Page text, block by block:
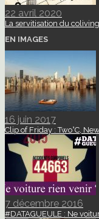
22 avril 2020
La servitisation du
EN IMAGES
16 juin 2017
Clip of Friday : Two°C,
7 décembre 2016
#DATAGUEULE : Ne